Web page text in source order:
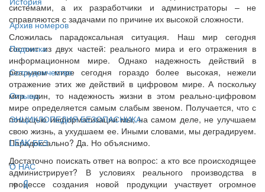
Архив номеров
Подписка
Сотрудничество
Отзывы
ЭНЦИКЛОПЕДИЯ БЕЗОПАСНИКА
LEAK-БЕЗ
О НАС
системами, а их разработчики и администраторы – не
справляются с задачами по причине их высокой сложности.
Сложилась парадоксальная ситуация. Наш мир сегодня
состоит из двух частей: реального мира и его отражения в
информационном мире. Однако надежность действий в
реальном мире сегодня гораздо более высокая, нежели
отражение этих же действий в цифровом мире. А поскольку
мир един, то надежность жизни в этом реально-цифровом
мире определяется самым слабым звеном. Получается, что с
помощью информатизации мы, на самом деле, не улучшаем
свою жизнь, а ухудшаем ее. Иными словами, мы деградируем.
Парадоксально? Да. Но объяснимо.
Достаточно поискать ответ на вопрос: а кто все происходящее
администрирует? В условиях реального производства в
процессе создания новой продукции участвует огромное